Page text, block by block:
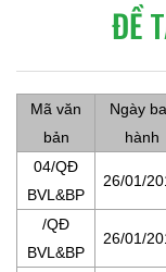
ĐỀ
Mã văn
bản
Ngày
hành
04/QĐ
BVL&BP
26/01/
/QĐ
BVL&BP
26/01/